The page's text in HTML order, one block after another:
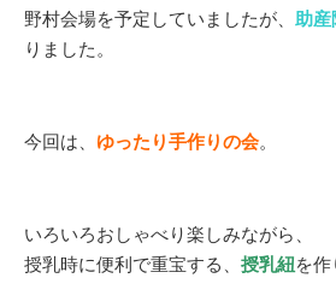
野村会場を予定していましたが、 助産
りました。
今回は、 ゆったり手作りの会。
いろいろおしゃべり楽しみながら、
授乳時に便利で重宝する、 授乳紐を作